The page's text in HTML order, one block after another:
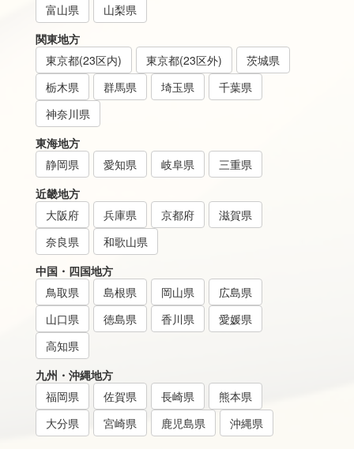
富山県
山梨県
関東地方
東京都(23区内)
東京都(23区外)
茨城県
栃木県
群馬県 埼玉県
千葉県
神奈川県
東海地方
静岡県
愛知県 岐阜県
三重県
近畿地方
大阪府
兵庫県 京都府
滋賀県
奈良県
和歌山県
中国・四国地方
鳥取県
島根県 岡山県
広島県
山口県
徳島県 香川県
愛媛県
高知県
九州・沖縄地方
福岡県
佐賀県 長崎県
熊本県
大分県
宮崎県 鹿児島県 沖縄県